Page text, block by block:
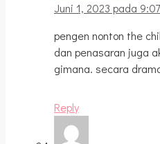
Juni 1, 2023 pada
pengen nonton the
dan penasaran juga
gimana. secara
Reply